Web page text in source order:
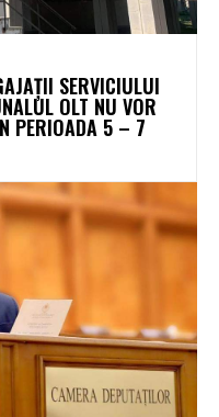
SERVICIULUI
OLT NU VOR
PERIOADA 5 – 7